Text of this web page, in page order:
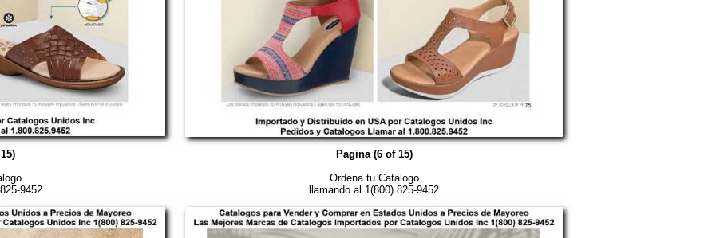
9452
Pagina (6 of 15)
Ordena tu Catalogo
llamando al 1(800) 825-9452